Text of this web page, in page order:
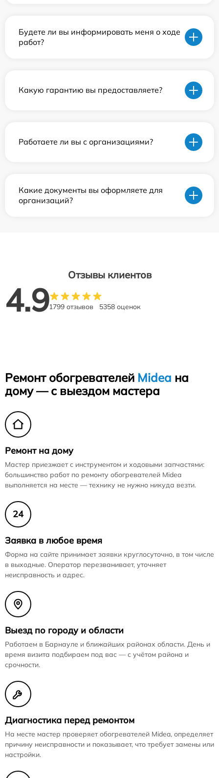
Будете ли вы информировать меня о ходе
работ?
Какую гарантию вы предоставляете?
Работаете ли вы с организациями?
Какие документы вы оформляете для
организаций?
Отзывы клиентов
4.91799 отзывов 5358 оценок
Ремонт обогревателей Midea на
дому — с выездом мастера
Ремонт на дому
Мастер приезжает с инструментом и ходовыми запчастями:
большинство работ по ремонту обогревателей Midea
выполняется на месте — технику не нужно никуда везти.
24
Заявка в любое время
Форма на сайте принимает заявки круглосуточно, в том числе
в выходные. Оператор перезванивает, уточняет
неисправность и адрес.
Выезд по городу и области
Работаем в Барнауле и ближайших районах области. День и
время визита подбираем под вас — с учётом района и
срочности.
Диагностика перед ремонтом
На месте мастер проверяет обогревателей Midea, определяет
причину неисправности и показывает, что требует замены или
настройки.